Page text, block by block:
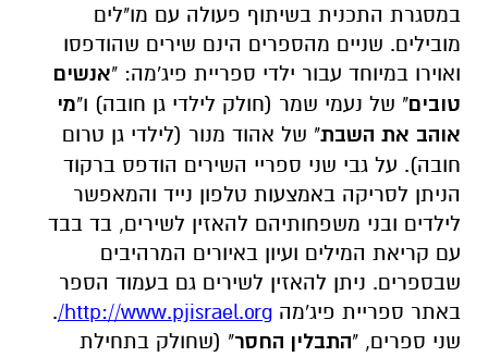
במסגרת התכנית בשיתוף פעולה עם מו"לים
מובילים. שניים מהספרים הינם שירים שהודפסו
ואוירו במיוחד עבור ילדי ספריית פיג'מה: "אנשים
טובים" של נעמי שמר (חולק לילדי גן חובה) ו"מי
אוהב את השבת" של אהוד מנור (לילדי גן טרום
חובה). על גבי שני ספריי השירים הודפס ברקוד
הניתן לסריקה באמצעות טלפון נייד והמאפשר
לילדים ובני משפחותיהם להאזין לשירים, בד בבד
עם קריאת המילים ועיון באיורים המרהיבים
שבספרים. ניתן להאזין לשירים גם בעמוד הספר
באתר ספריית פיג'מה http://www.pjisrael.org/
.
שני ספרים, "התבלין החסר" (שחולק בתחילת